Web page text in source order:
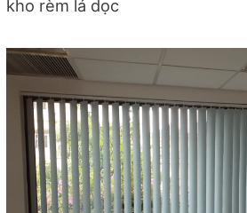
kho rèm lá dọc